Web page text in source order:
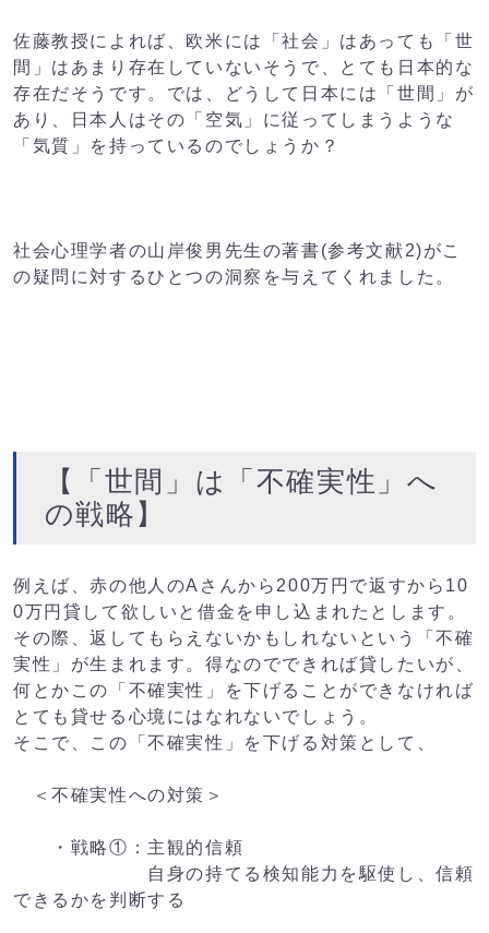
佐藤教授によれば、欧米には「社会」はあっても「世
間」は あまり存在していないそうで、とても日本的な
存在だそうです。 では、どうして日本には「世間」が
あり、日本人はその「空気」 に従ってしまうような
「気質」を持っているのでしょうか？
社会心理学者の山岸俊男先生の著書(参考文献2)がこ
の疑問に 対するひとつの洞察を与えてくれました。
【「世間」は「不確実性」へ
の戦略】
例えば、赤の他人のAさんから200万円で返すから10
0万円貸して欲しいと借金を申し込まれたとします。
その際、返してもらえないかもしれないという「不確
実性」が生まれます。得なのでできれば貸したいが、
何とかこの「不確実性」を下げることができなければ
とても貸せる心境にはなれないでしょう。
そこで、この「不確実性」を下げる対策として、
＜不確実性への対策＞
・戦略①：主観的信頼
自身の持てる検知能力を駆使し、信頼
できるかを判断する